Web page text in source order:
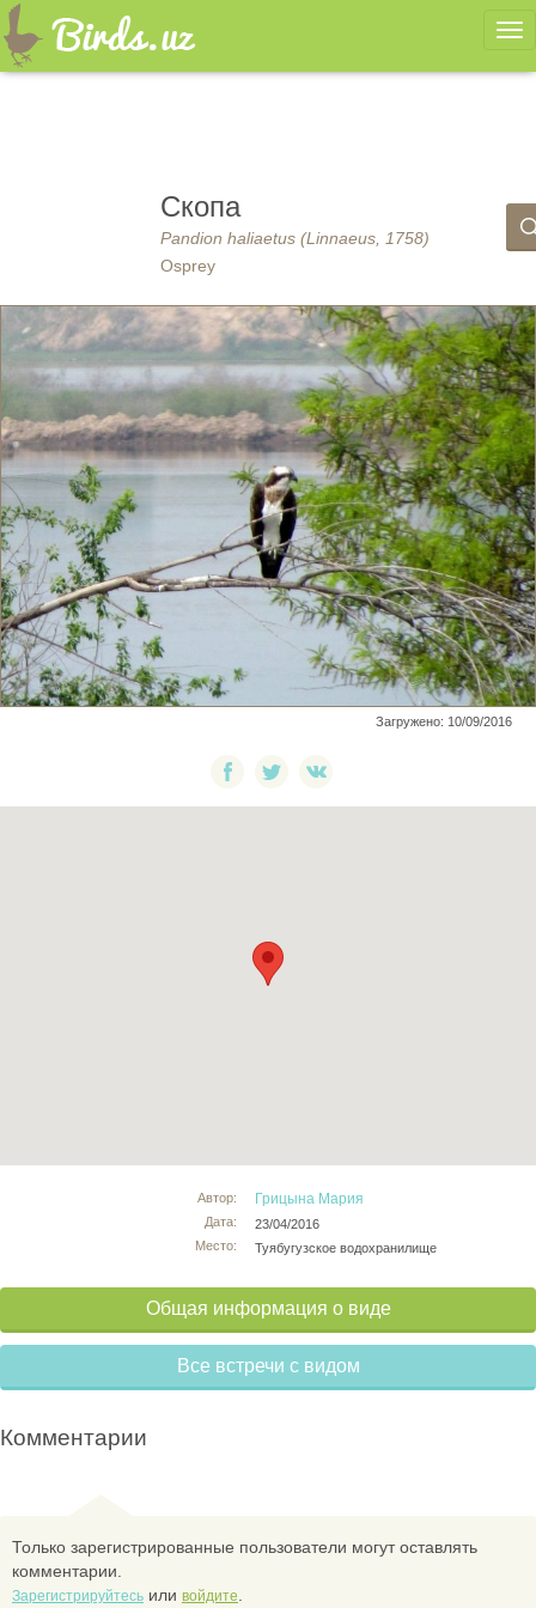
Скопа
Pandion haliaetus (Linnaeus, 1758)
Osprey
Загружено: 10/09/2016
Автор:
Дата:
Место:
Грицына Мария
23/04/2016
Туябугузское водохранилище
Общая информация о виде
Все встречи с видом
Комментарии
Только зарегистрированные пользователи могут оставлять
комментарии.
Зарегистрируйтесь или войдите